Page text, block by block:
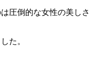
圧倒的な女性の美しさ
た。